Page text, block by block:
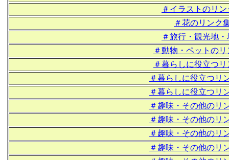
＃イラストのリ
＃花のリンク
＃旅行・観光地
＃動物・ペットの
＃暮らしに役立つ
＃暮らしに役立つリ
＃暮らしに役立つリ
＃趣味・その他のリ
＃趣味・その他のリ
＃趣味・その他のリ
＃趣味・その他のリ